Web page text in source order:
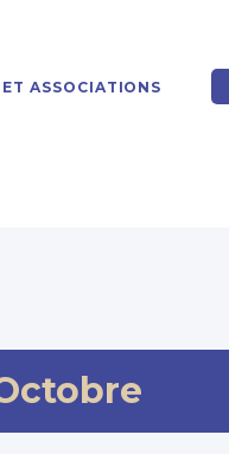
ASSOCIATIONS